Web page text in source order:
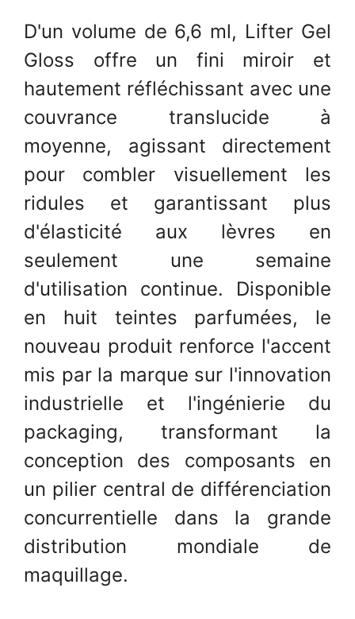
D'un volume de 6,6 ml, Lifter Gel
Gloss offre un fini miroir et
hautement réfléchissant avec une
couvrance translucide à
moyenne, agissant directement
pour combler visuellement les
ridules et garantissant plus
d'élasticité aux lèvres en
seulement une semaine
d'utilisation continue. Disponible
en huit teintes parfumées, le
nouveau produit renforce l'accent
mis par la marque sur l'innovation
industrielle et l'ingénierie du
packaging, transformant la
conception des composants en
un pilier central de différenciation
concurrentielle dans la grande
distribution mondiale de
maquillage.